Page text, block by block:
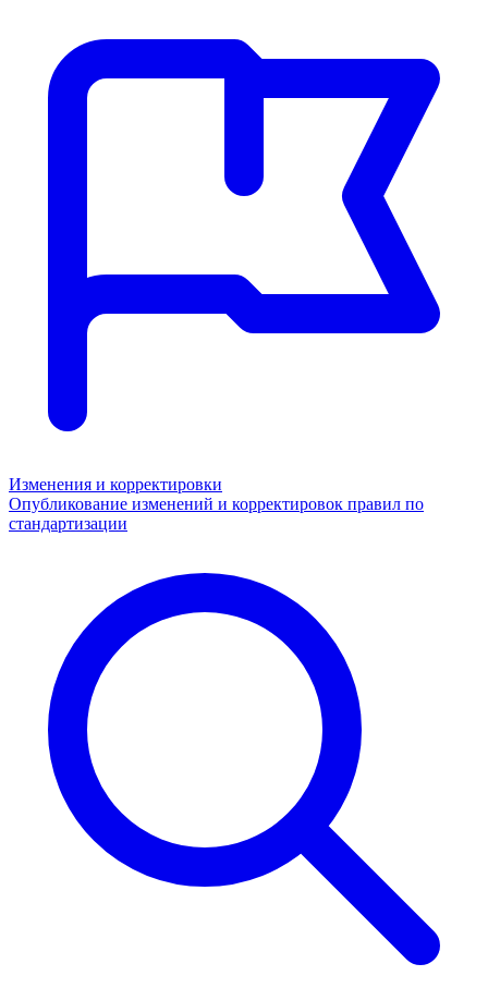
Изменения и корректировки
Опубликование изменений и корректировок правил по
стандартизации